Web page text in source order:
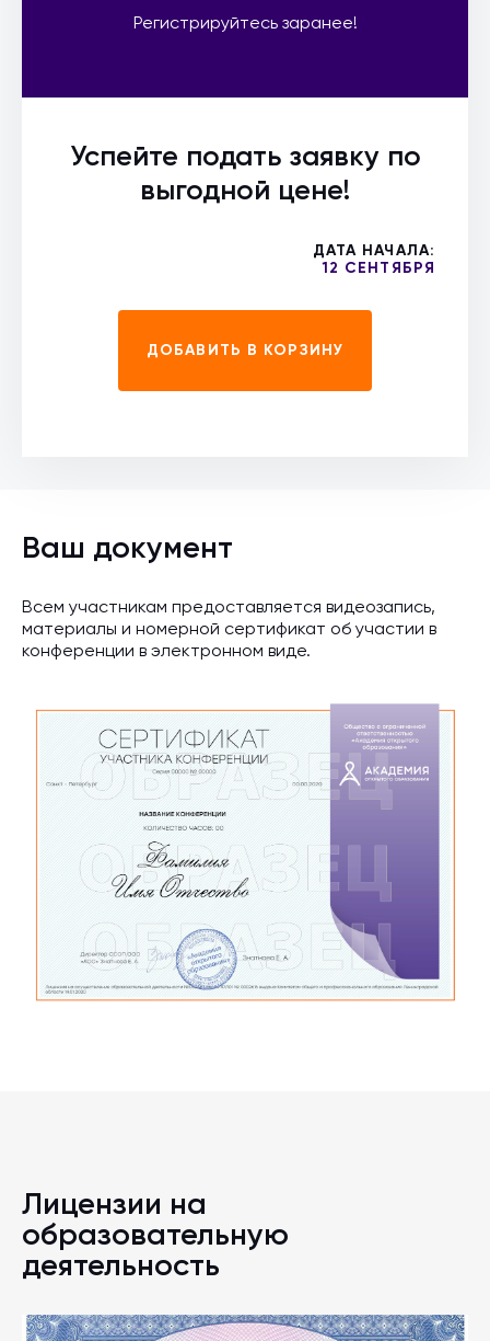
Регистрируйтесь заранее!
Успейте подать заявку по
выгодной цене!
ДАТА НАЧАЛА:
12 СЕНТЯБРЯ
ДОБАВИТЬ В КОРЗИНУ
Ваш документ
Всем участникам предоставляется видеозапись,
материалы и номерной сертификат об участии в
конференции в электронном виде.
Лицензии на
образовательную
деятельность